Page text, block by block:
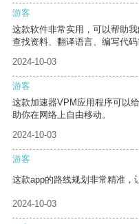
游客
这款软件非常实用，可以帮助
查找资料、翻译语言、编写代码
2024-10-03
游客
这款加速器VPM应用程序可以
助你在网络上自由移动。
2024-10-03
游客
这款app的路线规划非常精准，
2024-10-03